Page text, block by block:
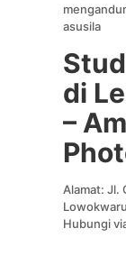
asusila
di
–
Alamat: Jl.
Hubungi